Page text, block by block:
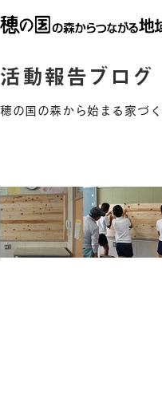
活動報告ブログ
穂の国の森から始まる家づ